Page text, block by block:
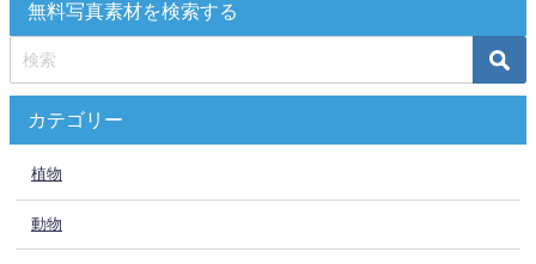
無料写真素材を検索する
カテゴリー
植物
動物